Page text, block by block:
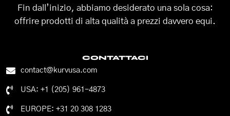
Fin dall’inizio, abbiamo desiderato una sola cosa:
offrire prodotti di alta qualità a prezzi davvero equi.
CONTATTACI
contact@kurvusa.com
USA: +1 (205) 961-4873
EUROPE: +31 20 308 1283